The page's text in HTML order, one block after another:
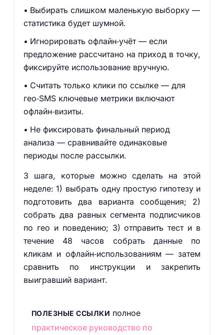
Выбирать слишком маленькую выборку —
статистика будет шумной.
Игнорировать офлайн‑учёт — если
предложение рассчитано на приход в точку,
фиксируйте использование вручную.
Считать только клики по ссылке — для
гео‑SMS ключевые метрики включают
офлайн‑визиты.
Не фиксировать финальный период
анализа — сравнивайте одинаковые
периоды после рассылки.
3 шага, которые можно сделать на этой
неделе: 1) выбрать одну простую гипотезу и
подготовить два варианта сообщения; 2)
собрать два равных сегмента подписчиков
по гео и поведению; 3) отправить тест и в
течение 48 часов собрать данные по
кликам и офлайн‑использованиям — затем
сравнить по инструкции и закрепить
выигравший вариант.
ПОЛЕЗНЫЕ ССЫЛКИ полное
практическое руководство по